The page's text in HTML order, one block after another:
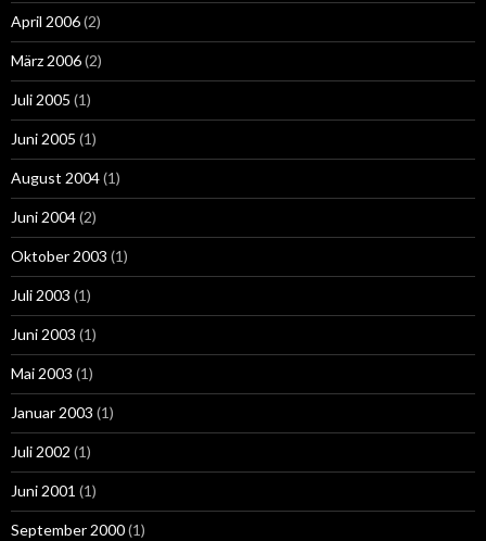
April 2006(2)
März 2006(2)
Juli 2005 (1)
Juni 2005 (1)
August 2004(1)
Juni 2004(2)
Oktober 2003 (1)
Juli 2003 (1)
Juni 2003 (1)
Mai 2003 (1)
Januar 2003 (1)
Juli 2002 (1)
Juni 2001 (1)
September 2000(1)